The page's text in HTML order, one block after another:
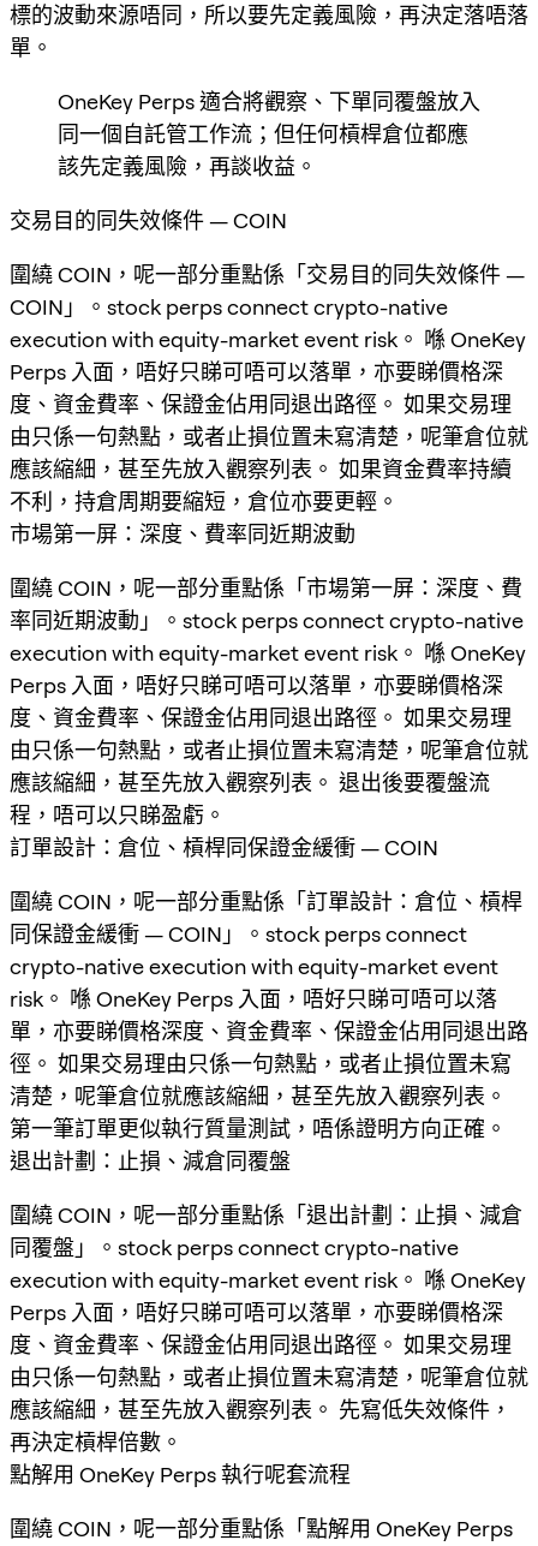
標的波動來源唔同，所以要先定義風險，再決定落唔落
單。
OneKey Perps 適合將觀察、下單同覆盤放入
同一個自託管工作流；但任何槓桿倉位都應
該先定義風險，再談收益。
交易目的同失效條件 — COIN
圍繞 COIN，呢一部分重點係「交易目的同失效條件 —
COIN」。stock perps connect crypto-native
execution with equity-market event risk。 喺 OneKey
Perps 入面，唔好只睇可唔可以落單，亦要睇價格深
度、資金費率、保證金佔用同退出路徑。 如果交易理
由只係一句熱點，或者止損位置未寫清楚，呢筆倉位就
應該縮細，甚至先放入觀察列表。 如果資金費率持續
不利，持倉周期要縮短，倉位亦要更輕。
市場第一屏：深度、費率同近期波動
圍繞 COIN，呢一部分重點係「市場第一屏：深度、費
率同近期波動」。stock perps connect crypto-native
execution with equity-market event risk。 喺 OneKey
Perps 入面，唔好只睇可唔可以落單，亦要睇價格深
度、資金費率、保證金佔用同退出路徑。 如果交易理
由只係一句熱點，或者止損位置未寫清楚，呢筆倉位就
應該縮細，甚至先放入觀察列表。 退出後要覆盤流
程，唔可以只睇盈虧。
訂單設計：倉位、槓桿同保證金緩衝 — COIN
圍繞 COIN，呢一部分重點係「訂單設計：倉位、槓桿
同保證金緩衝 — COIN」。stock perps connect
crypto-native execution with equity-market event
risk。 喺 OneKey Perps 入面，唔好只睇可唔可以落
單，亦要睇價格深度、資金費率、保證金佔用同退出路
徑。 如果交易理由只係一句熱點，或者止損位置未寫
清楚，呢筆倉位就應該縮細，甚至先放入觀察列表。
第一筆訂單更似執行質量測試，唔係證明方向正確。
退出計劃：止損、減倉同覆盤
圍繞 COIN，呢一部分重點係「退出計劃：止損、減倉
同覆盤」。stock perps connect crypto-native
execution with equity-market event risk。 喺 OneKey
Perps 入面，唔好只睇可唔可以落單，亦要睇價格深
度、資金費率、保證金佔用同退出路徑。 如果交易理
由只係一句熱點，或者止損位置未寫清楚，呢筆倉位就
應該縮細，甚至先放入觀察列表。 先寫低失效條件，
再決定槓桿倍數。
點解用 OneKey Perps 執行呢套流程
圍繞 COIN，呢一部分重點係「點解用 OneKey Perps